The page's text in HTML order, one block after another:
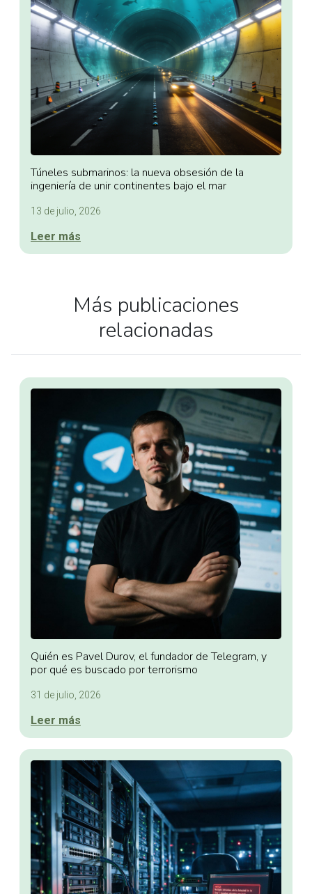
Túneles submarinos: la nueva obsesión de la
ingeniería de unir continentes bajo el mar
13 de julio, 2026
Leer más
Más publicaciones
relacionadas
Quién es Pavel Durov, el fundador de Telegram, y
por qué es buscado por terrorismo
31 de julio, 2026
Leer más